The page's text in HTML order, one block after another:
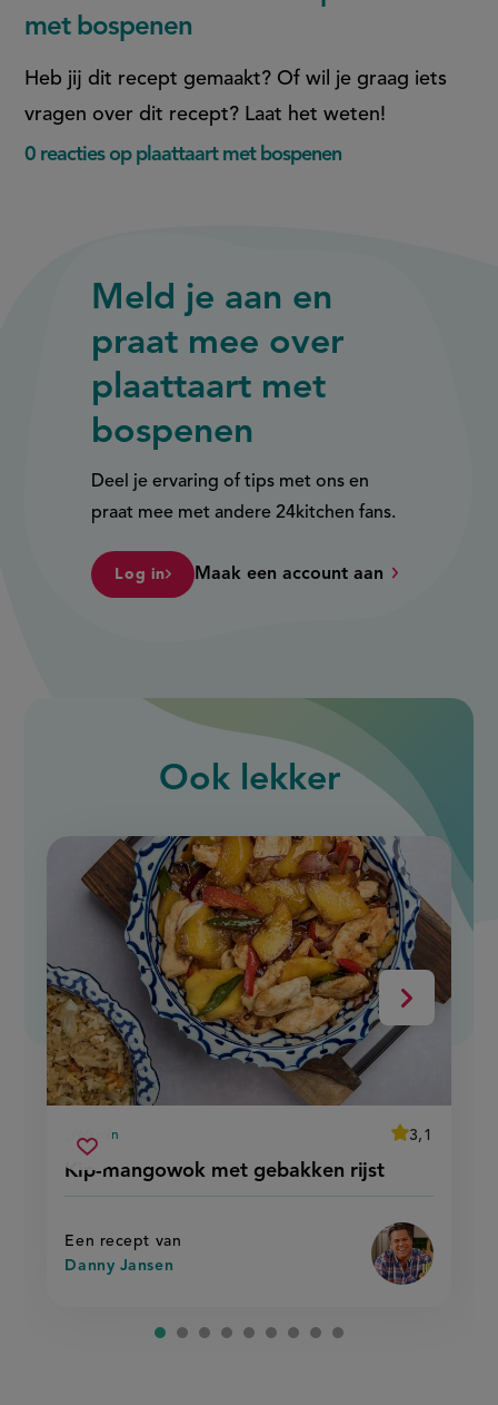
met bospenen
Heb jij dit recept gemaakt? Of wil je graag iets
vragen over dit recept? Laat het weten!
0 reacties op plaattaart met bospenen
Meld je aan en
praat mee over
plaattaart met
bospenen
Deel je ervaring of tips met ons en
praat mee met andere 24kitchen fans.
Log in Maak een account aan
Ook lekker
Volgende
Kip-mangowok met gebakken rijst
voorbereidingstijd
60 min
average
3,1
Beoordeel
met
rijst'
Een recept van
Danny Jansen
Sla
recept
kip-
mangowok
met
rijst